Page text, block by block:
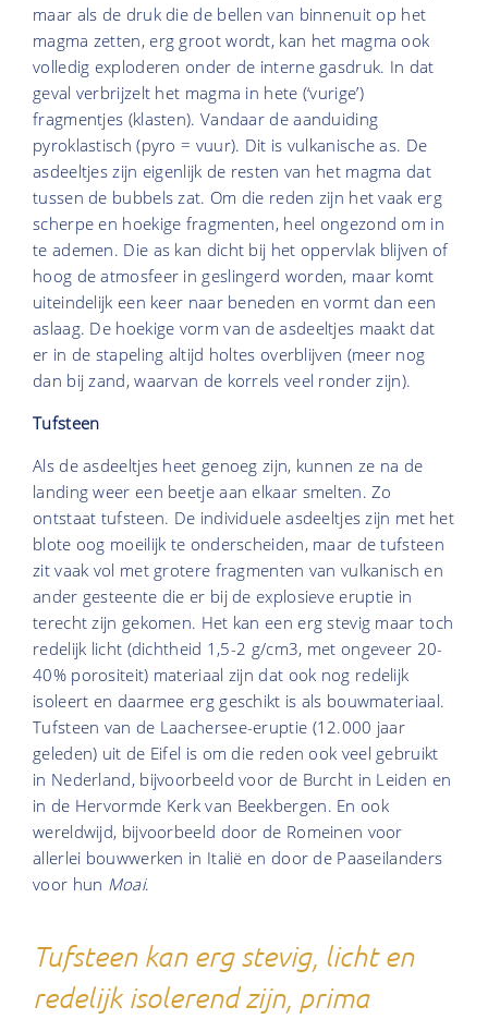
maar als de druk die de bellen van binnenuit op het
magma zetten, erg groot wordt, kan het magma ook
volledig exploderen onder de interne gasdruk. In dat
geval verbrijzelt het magma in hete (‘vurige’)
fragmentjes (klasten). Vandaar de aanduiding
pyroklastisch (pyro = vuur). Dit is vulkanische as. De
asdeeltjes zijn eigenlijk de resten van het magma dat
tussen de bubbels zat. Om die reden zijn het vaak erg
scherpe en hoekige fragmenten, heel ongezond om in
te ademen. Die as kan dicht bij het oppervlak blijven of
hoog de atmosfeer in geslingerd worden, maar komt
uiteindelijk een keer naar beneden en vormt dan een
aslaag. De hoekige vorm van de asdeeltjes maakt dat
er in de stapeling altijd holtes overblijven (meer nog
dan bij zand, waarvan de korrels veel ronder zijn).
Tufsteen
Als de asdeeltjes heet genoeg zijn, kunnen ze na de
landing weer een beetje aan elkaar smelten. Zo
ontstaat tufsteen. De individuele asdeeltjes zijn met het
blote oog moeilijk te onderscheiden, maar de tufsteen
zit vaak vol met grotere fragmenten van vulkanisch en
ander gesteente die er bij de explosieve eruptie in
terecht zijn gekomen. Het kan een erg stevig maar toch
redelijk licht (dichtheid 1,5-2 g/cm3, met ongeveer 20-
40% porositeit) materiaal zijn dat ook nog redelijk
isoleert en daarmee erg geschikt is als bouwmateriaal.
Tufsteen van de Laachersee-eruptie (12.000 jaar
geleden) uit de Eifel is om die reden ook veel gebruikt
in Nederland, bijvoorbeeld voor de Burcht in Leiden en
in de Hervormde Kerk van Beekbergen. En ook
wereldwijd, bijvoorbeeld door de Romeinen voor
allerlei bouwwerken in Italië en door de Paaseilanders
voor hun Moai.
Tufsteen kan erg stevig, licht en
redelijk isolerend zijn, prima